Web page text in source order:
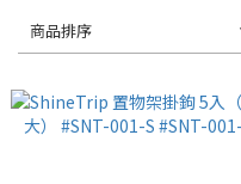
商品排序